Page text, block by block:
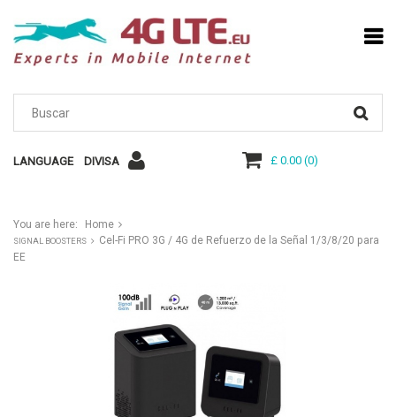
LANGUAGE DIVISA £ 0.00(0)
You are here: Home
SIGNAL BOOSTERS
Cel-Fi PRO 3G / 4G de Refuerzo de la Señal 1/3/8/20 para
EE